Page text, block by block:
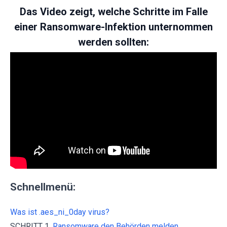
Das Video zeigt, welche Schritte im Falle
einer Ransomware-Infektion unternommen
werden sollten:
Schnellmenü:
Was ist .aes_ni_0day virus?